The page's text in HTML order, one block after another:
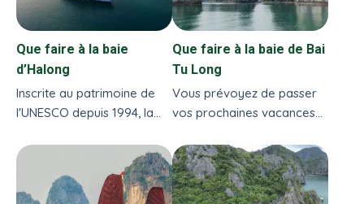
Que faire à la baie
d’Halong
Inscrite au patrimoine de
l'UNESCO depuis 1994, la
pour ses paysages
karstiques hors du
commun...
Que faire à la baie de Bai
Tu Long
Vous prévoyez de passer
vos prochaines vacances
cherchez une alternative
pour remplacer...